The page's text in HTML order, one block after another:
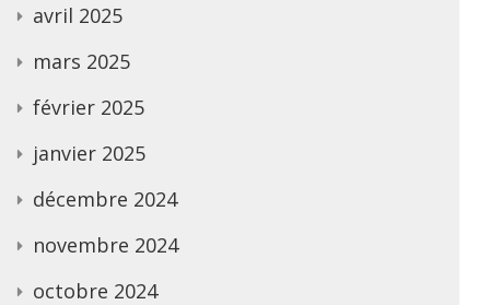
avril 2025
mars 2025
février 2025
janvier 2025
décembre 2024
novembre 2024
octobre 2024